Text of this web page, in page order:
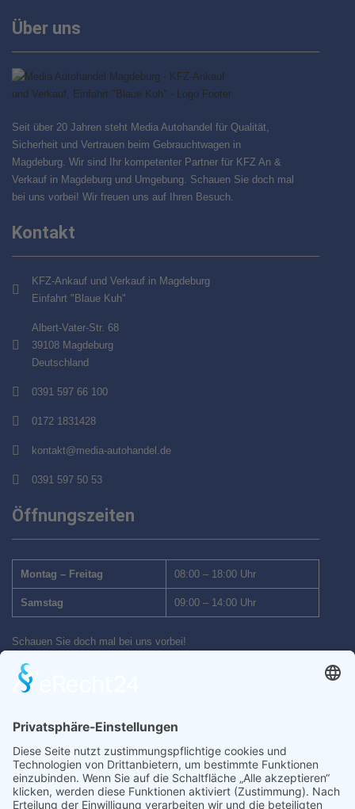
Über uns
Seit über 20 Jahren steht Media Autohandel für Qualität,
Sicherheit und Vertrauen beim Gebrauchtwagen in
Magdeburg. Wir sind Ihr kompetenter Partner für KFZ An &
Verkauf in Magdeburg und Umgebung. Schauen Sie doch mal
bei uns vorbei! Wir freuen uns auf Ihren Besuch.
Kontakt
KFZ-Ankauf und Verkauf in Magdeburg
Einfahrt "Blaue Kuh"
Albert-Vater-Str. 68
39108 Magdeburg
Deutschland
0391 597 66 100
0172 1831428
kontakt@media-autohandel.de
0391 597 50 53
Öffnungszeiten
Montag – Freitag 08:00 – 18:00 Uhr
Samstag 09:00 – 14:00 Uhr
Schauen Sie doch mal bei uns vorbei!
Wir freuen uns auf Ihren Besuch.
Inhalt
Startseite
Auto kaufen